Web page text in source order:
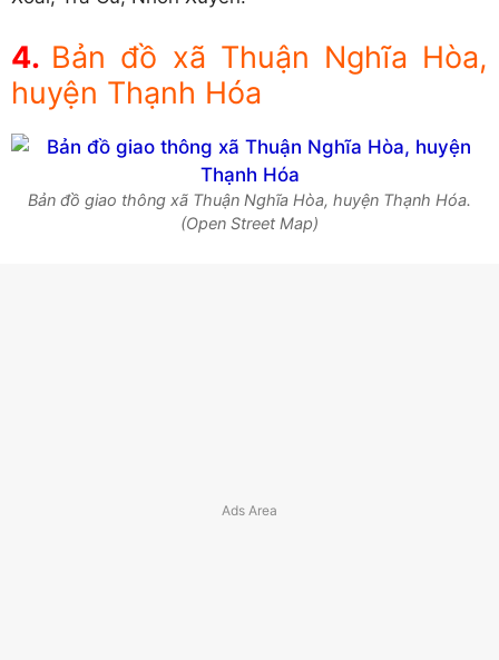
Bản đồ xã Thuận Nghĩa Hòa,
huyện Thạnh Hóa
Bản đồ giao thông xã Thuận Nghĩa Hòa, huyện Thạnh Hóa.
(Open Street Map)